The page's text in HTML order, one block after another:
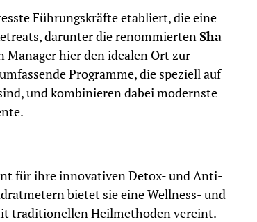
Führungskräfte etabliert, die eine
darunter die renommiertenSha
Manager hier den idealen Ort zur
Programme, die speziell auf
und kombinieren dabei modernste
für ihre innovativen Detox- und Anti-
bietet sie eine Wellness- und
traditionellen Heilmethoden vereint.